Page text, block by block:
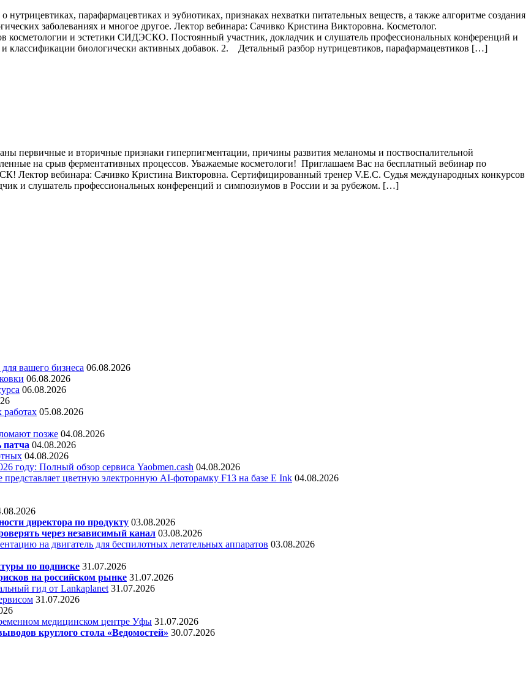
нутрицевтиках, парафармацевтиках и эубиотиках, признаках нехватки питательных веществ, а также алгоритме создания
заболеваниях и многое другое. Лектор вебинара: Сачивко Кристина Викторовна. Косметолог.
косметологии и эстетики СИДЭСКО. Постоянный участник, докладчик и слушатель профессиональных конференций и
классификации биологически активных добавок. 2. Детальный разбор нутрицевтиков, парафармацевтиков […]
первичные и вторичные признаки гиперпигментации, причины развития меланомы и поствоспалительной
на срыв ферментативных процессов. Уважаемые косметологи! Приглашаем Вас на бесплатный вебинар по
Лектор вебинара: Сачивко Кристина Викторовна. Сертифицированный тренер V.E.C. Судья международных конкурсов
и слушатель профессиональных конференций и симпозиумов в России и за рубежом. […]
вашего бизнеса 06.08.2026
06.08.2026
06.08.2026
05.08.2026
позже 04.08.2026
патча 04.08.2026
04.08.2026
году: Полный обзор сервиса Yaobmen.cash 04.08.2026
цветную электронную AI-фоторамку F13 на базе E Ink 04.08.2026
директора по продукту 03.08.2026
через независимый канал 03.08.2026
на двигатель для беспилотных летательных аппаратов 03.08.2026
по подписке 31.07.2026
на российском рынке 31.07.2026
гид от Lankaplanet 31.07.2026
31.07.2026
медицинском центре Уфы 31.07.2026
круглого стола «Ведомостей» 30.07.2026